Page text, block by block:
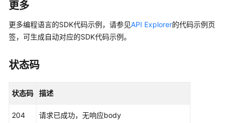
    hcClient, err := ccm.CcmClientBuilder().
         WithCredential(auth).
         SafeBuild()
return
更多
更多编程语言的SDK代码示例，请参见API Explorer的代码示例页
签，可生成自动对应的SDK代码示例。
状态码
状态码 描述
204 请求已成功，无响应body